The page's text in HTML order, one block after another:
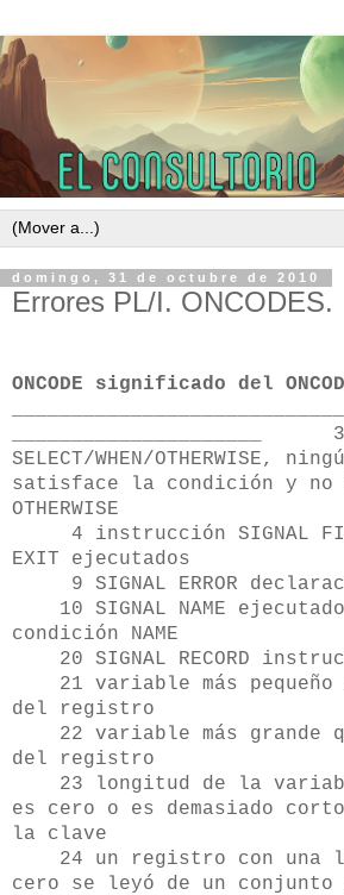
domingo, 31 de octubre de 2010
Errores PL/I. ONCODES.
ONCODE significado del
3
SELECT/WHEN/OTHERWISE,
satisface la condición y no
OTHERWISE
4 instrucción SIGNAL
EXIT ejecutados
9 SIGNAL ERROR
10 SIGNAL NAME
condición NAME
20 SIGNAL RECORD
21 variable más pequeño
del registro
22 variable más grande
del registro
23 longitud de la
es cero o es demasiado
la clave
24 un registro con una
cero se leyó de un conjunto